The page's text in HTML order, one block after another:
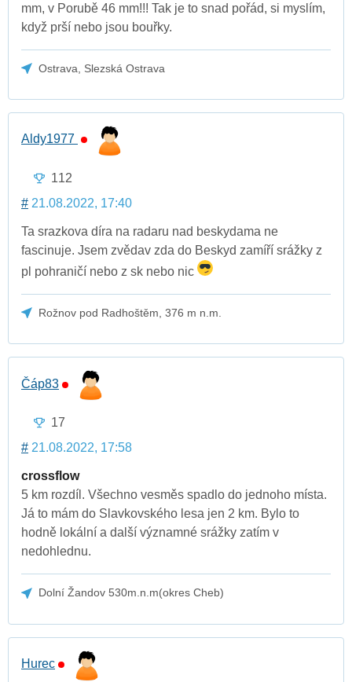
mm, v Porubě 46 mm!!! Tak je to snad pořád, si myslím,
když prší nebo jsou bouřky.
Ostrava, Slezská Ostrava
Aldy1977
112
# 21.08.2022, 17:40
Ta srazkova díra na radaru nad beskydama ne
fascinuje. Jsem zvědav zda do Beskyd zamíří srážky z
pl pohraničí nebo z sk nebo nic
Rožnov pod Radhoštěm, 376 m n.m.
Čáp83
17
# 21.08.2022, 17:58
crossflow
5 km rozdíl. Všechno vesměs spadlo do jednoho místa.
Já to mám do Slavkovského lesa jen 2 km. Bylo to
hodně lokální a další významné srážky zatím v
nedohlednu.
Dolní Žandov 530m.n.m(okres Cheb)
Hurec